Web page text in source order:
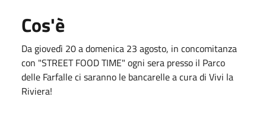
Cos'è
Da giovedì 20 a domenica 23 agosto, in concomitanza
con "STREET FOOD TIME" ogni sera presso il Parco
delle Farfalle ci saranno le bancarelle a cura di Vivi la
Riviera!